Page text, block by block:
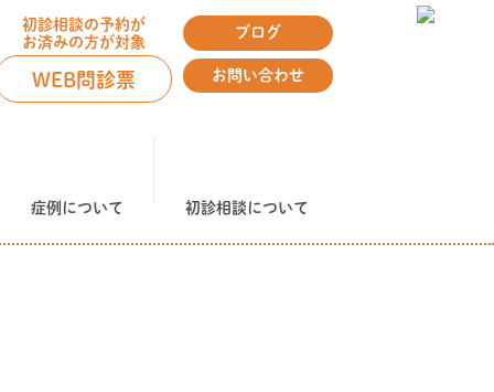
初診相談の予約が
お済みの方が対象
WEB問診票
ブログ
お問い合わせ
症例について 初診相談について